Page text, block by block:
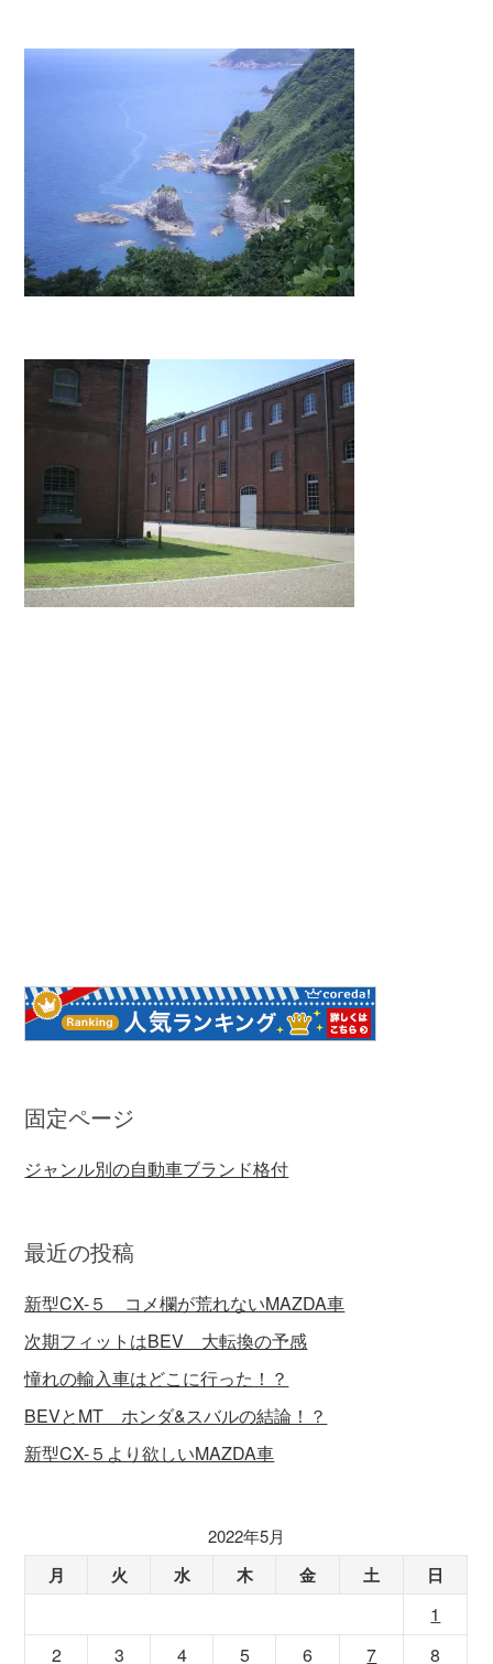
固定ページ
ジャンル別の自動車ブランド格付
最近の投稿
新型CX-５ コメ欄が荒れないMAZDA車
次期フィットはBEV 大転換の予感
憧れの輸入車はどこに行った！？
BEVとMT ホンダ&スバルの結論！？
新型CX-５より欲しいMAZDA車
2022年5月
月 火 水 木 金 土 日
1
2
3 4 5 6 7 8